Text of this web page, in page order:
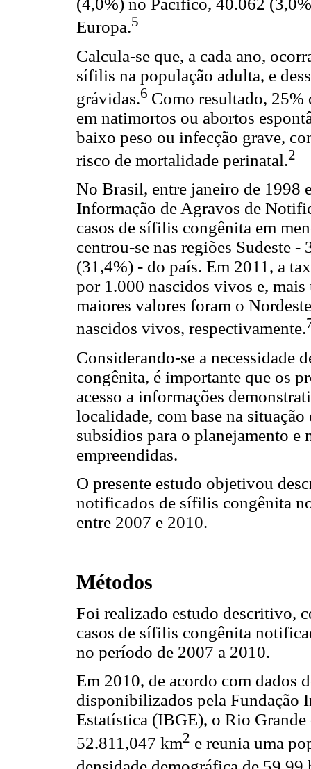
(4,0%) no Pacífico, 40.062
Europa.5
Calcula-se que, a cada ano,
sífilis na população adulta, e
grávidas.6 Como resultado, 25%
em natimortos ou abortos
baixo peso ou infecção grave,
risco de mortalidade perinatal.2
No Brasil, entre janeiro de 1998
Informação de Agravos de
casos de sífilis congênita em
centrou-se nas regiões Sudeste
(31,4%) - do país. Em 2011, a
por 1.000 nascidos vivos e, mais
maiores valores foram o
nascidos vivos, respectivamente.
Considerando-se a
congênita, é importante que os
acesso a informações
localidade, com base na
subsídios para o planejamento e
empreendidas.
O presente estudo objetivou
notificados de sífilis congênita
entre 2007 e 2010.
Métodos
Foi realizado estudo descritivo,
casos de sífilis congênita
no período de 2007 a 2010.
Em 2010, de acordo com dados
disponibilizados pela Fundação
Estatística (IBGE), o Rio Grande
52.811,047 km2 e reunia uma